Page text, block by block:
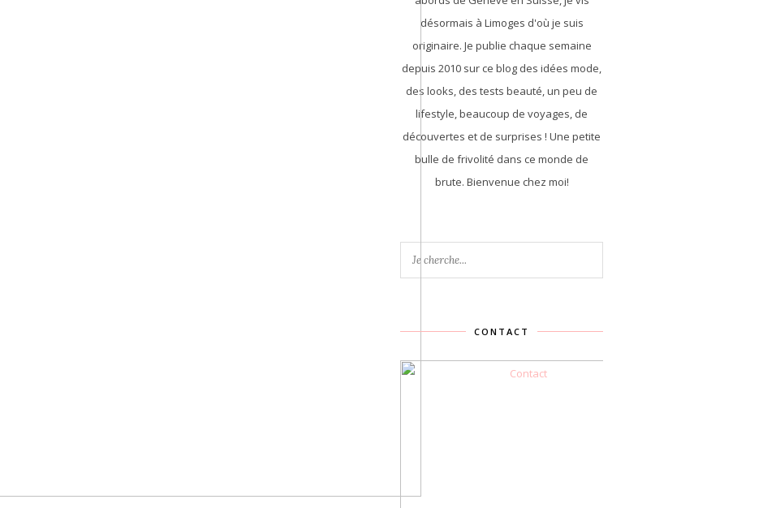
désormais à Limoges d'où je suis
originaire. Je publie chaque semaine
depuis 2010 sur ce blog des idées mode,
des looks, des tests beauté, un peu de
lifestyle, beaucoup de voyages, de
découvertes et de surprises ! Une petite
bulle de frivolité dans ce monde de
brute. Bienvenue chez moi!
CONTACT